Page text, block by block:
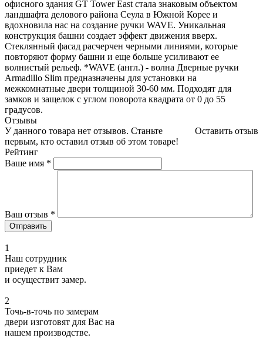
офисного здания GT Tower East стала знаковым объектом
ландшафта делового района Сеула в Южной Корее и
вдохновила нас на создание ручки WAVE. Уникальная
конструкция башни создает эффект движения вверх.
Стеклянный фасад расчерчен черными линиями, которые
повторяют форму башни и еще больше усиливают ее
волнистый рельеф. *WAVE (англ.) - волна Дверные ручки
Armadillo Slim предназначены для установки на
межкомнатные двери толщиной 30-60 мм. Подходят для
замков и защелок с углом поворота квадрата от 0 до 55
градусов.
Отзывы
Оставить отзыв
У данного товара нет отзывов. Станьте
первым, кто оставил отзыв об этом товаре!
Рейтинг
Ваше имя *
Ваш отзыв *
1
Наш сотрудник
приедет к Вам
и осуществит замер.
2
Точь-в-точь по замерам
двери изготовят для Вас на
нашем производстве.